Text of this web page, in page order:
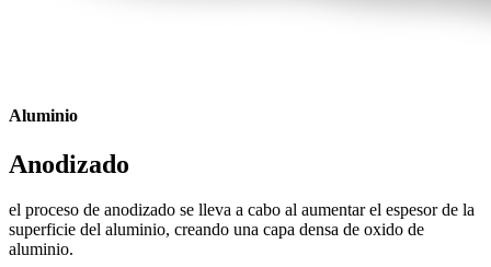
Aluminio
Anodizado
el proceso de anodizado se lleva a cabo al aumentar el espesor de la
superficie del aluminio, creando una capa densa de oxido de
aluminio.